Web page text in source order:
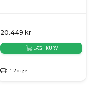
20.449 kr
LÆG I KURV
1-2 dage